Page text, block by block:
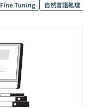
Fine Tuning 自然言語処理